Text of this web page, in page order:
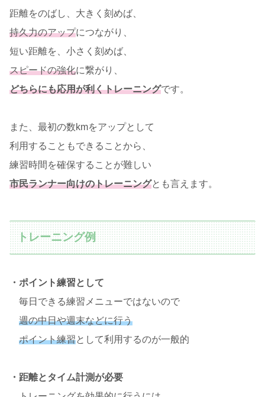
距離をのばし、大きく刻めば、
持久力のアップにつながり、
短い距離を、小さく刻めば、
スピードの強化に繋がり、
どちらにも応用が利くトレーニングです。
また、最初の数kmをアップとして
利用することもできることから、
練習時間を確保することが難しい
市民ランナー向けのトレーニングとも言えます。
トレーニング例
・ポイント練習として
毎日できる練習メニューではないので
週の中日や週末などに行う
ポイント練習として利用するのが一般的
・距離とタイム計測が必要